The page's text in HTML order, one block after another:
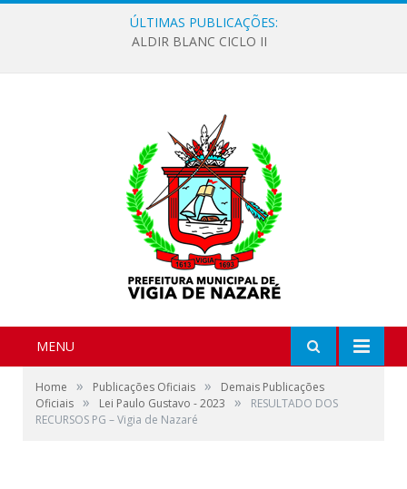
ÚLTIMAS PUBLICAÇÕES:
ALDIR BLANC CICLO II
MENU
Home » Publicações Oficiais »
Demais Publicações
Oficiais » Lei Paulo Gustavo - 2023 »
RESULTADO DOS
RECURSOS PG – Vigia de Nazaré